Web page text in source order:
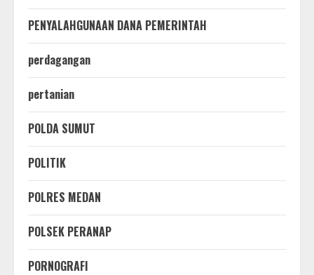
PENYALAHGUNAAN DANA PEMERINTAH
perdagangan
pertanian
POLDA SUMUT
POLITIK
POLRES MEDAN
POLSEK PERANAP
PORNOGRAFI